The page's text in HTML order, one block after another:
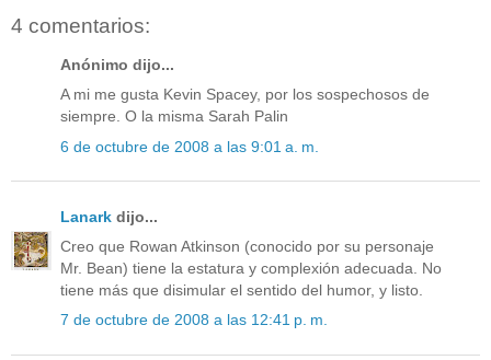
4 comentarios:
Anónimo dijo...
A mi me gusta Kevin Spacey, por los sospechosos de
siempre. O la misma Sarah Palin
6 de octubre de 2008 a las 9:01 a. m.
Lanark dijo...
Creo que Rowan Atkinson (conocido por su personaje
Mr. Bean) tiene la estatura y complexión adecuada. No
tiene más que disimular el sentido del humor, y listo.
7 de octubre de 2008 a las 12:41 p. m.